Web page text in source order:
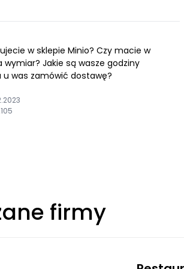
w sklepie Minio? Czy macie w
Jakie są wasze godziny
u was zamówić dostawę?
firmy